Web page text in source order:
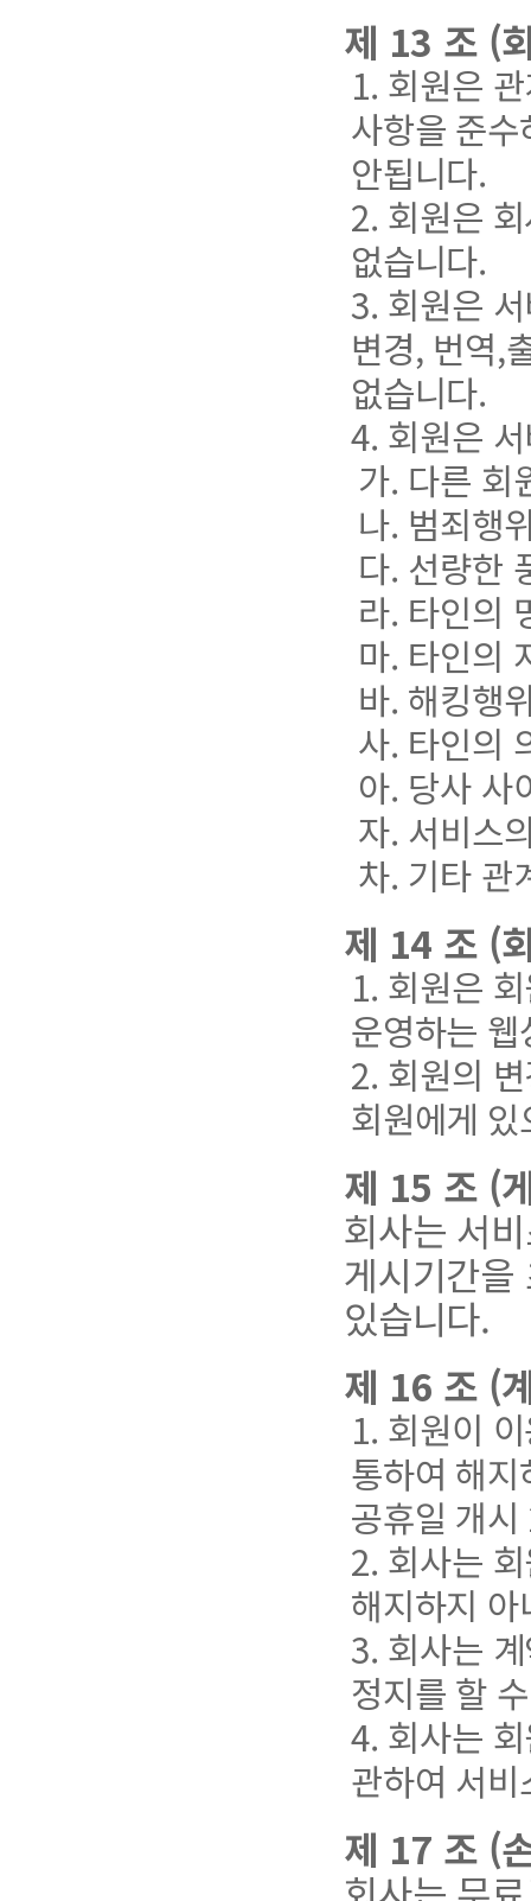
제 13 조 (
1. 회원은
사항을 준
안됩니다.
2. 회원은
없습니다.
3. 회원은
변경, 번역,
없습니다.
4. 회원은
가. 다른 회
나. 범죄행
다. 선량한
라. 타인의
마. 타인의
바. 해킹행
사. 타인의
아. 당사 사
자. 서비스
차. 기타 관
제 14 조 (
1. 회원은
운영하는
2. 회원의
회원에게
제 15 조 (
회사는 서
게시기간을
있습니다.
제 16 조 (
1. 회원이
통하여 해
공휴일 개
2. 회사는
해지하지
3. 회사는
정지를 할
4. 회사는
관하여 서
제 17 조 (